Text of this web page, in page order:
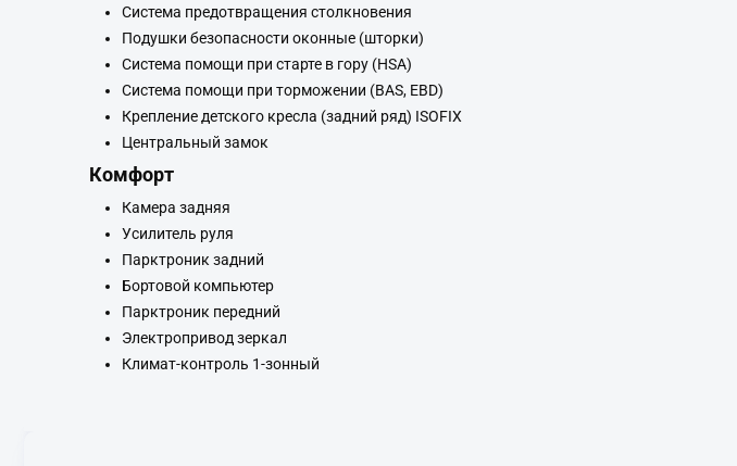
Система предотвращения столкновения
Подушки безопасности оконные (шторки)
Система помощи при старте в гору (HSA)
Система помощи при торможении (BAS, EBD)
Крепление детского кресла (задний ряд) ISOFIX
Центральный замок
Комфорт
Камера задняя
Усилитель руля
Парктроник задний
Бортовой компьютер
Парктроник передний
Электропривод зеркал
Климат-контроль 1-зонный